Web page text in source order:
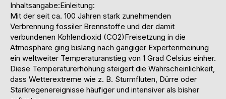
Inhaltsangabe:Einleitung:
Mit der seit ca. 100 Jahren stark zunehmenden
Verbrennung fossiler Brennstoffe und der damit
verbundenen Kohlendioxid (CO2)Freisetzung in die
Atmosphäre ging bislang nach gängiger Expertenmeinung
ein weltweiter Temperaturanstieg von 1 Grad Celsius einher.
Diese Temperaturerhöhung steigert die Wahrscheinlichkeit,
dass Wetterextreme wie z. B. Sturmfluten, Dürre oder
Starkregenereignisse häufiger und intensiver als bisher